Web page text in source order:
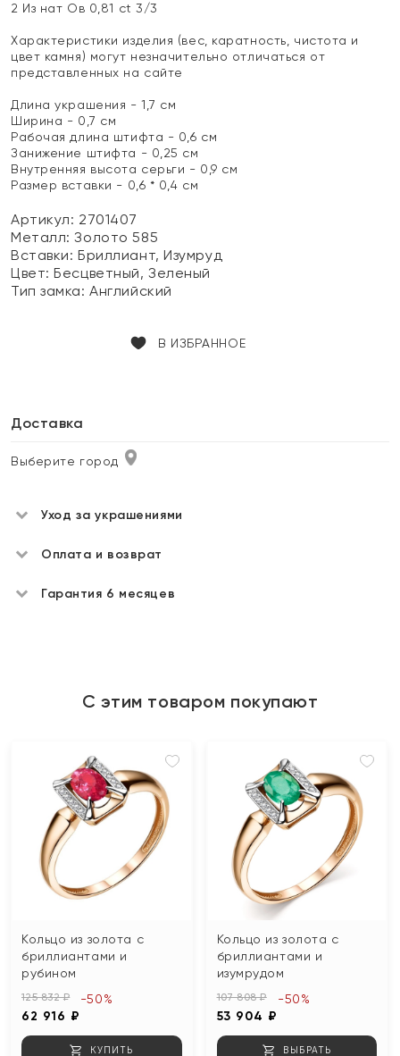
2 Из нат Ов 0,81 ct 3/3
Характеристики изделия (вес, каратность, чистота и
цвет камня) могут незначительно отличаться от
представленных на сайте
Длина украшения - 1,7 см
Ширина - 0,7 см
Рабочая длина штифта - 0,6 см
Занижение штифта - 0,25 см
Внутренняя высота серьги - 0,9 см
Размер вставки - 0,6 * 0,4 см
Артикул: 2701407
Металл:Золото 585
Вставки:Бриллиант, Изумруд
Цвет:Бесцветный, Зеленый
Тип замка:Английский
В ИЗБРАННОЕ
Доставка
Выберите город
Уход за украшениями
Оплата и возврат
Гарантия 6 месяцев
С этим товаром покупают
Кольцо из золота с
бриллиантами и
рубином
125 832 ₽
62 916 ₽
-50%
КУПИТЬ
Кольцо из золота с
бриллиантами и
изумрудом
107 808 ₽
53 904 ₽
-50%
ВЫБРАТЬ